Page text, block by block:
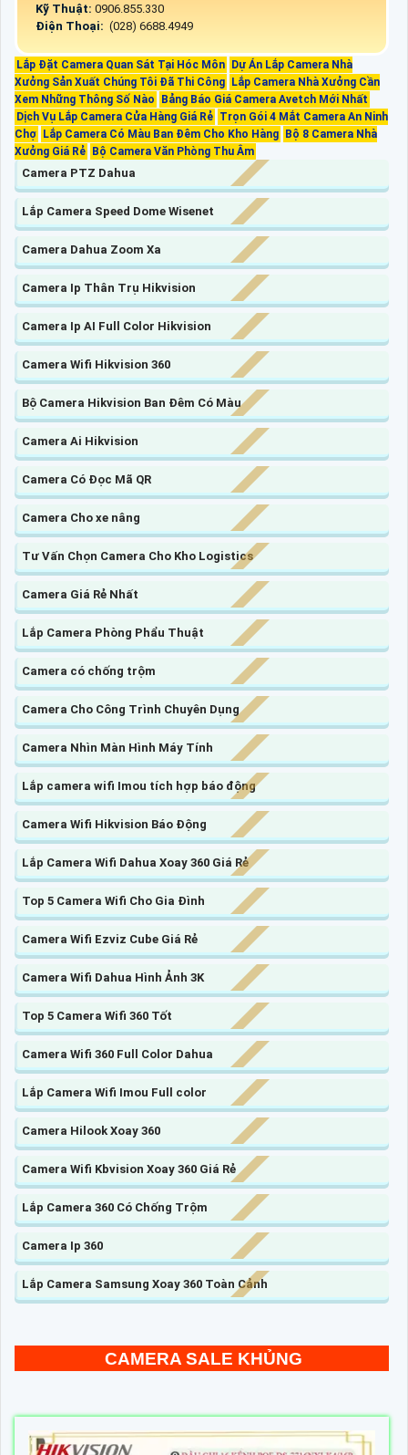
Kỹ Thuật: 0906.855.330
Điện Thoại: (028) 6688.4949
Lắp Đặt Camera Quan Sát Tại Hóc Môn Dự Án Lắp Camera Nhà
Xưởng Sản Xuất Chúng Tôi Đã Thi Công Lắp Camera Nhà Xưởng Cần
Xem Những Thông Số Nào
Bảng Báo Giá Camera Avetch Mới Nhất
Dịch Vụ Lắp Camera Cửa Hàng Giá Rẻ Trọn Gói 4 Mắt Camera An Ninh
Chợ Lắp Camera Có Màu Ban Đêm Cho Kho Hàng Bộ 8 Camera Nhà
Xưởng Giá Rẻ Bộ Camera Văn Phòng Thu Âm
Camera PTZ Dahua
Lắp Camera Speed Dome Wisenet
Camera Dahua Zoom Xa
Camera Ip Thân Trụ Hikvision
Camera Ip AI Full Color Hikvision
Camera Wifi Hikvision 360
Bộ Camera Hikvision Ban Đêm Có Màu
Camera Ai Hikvision
Camera Có Đọc Mã QR
Camera Cho xe nâng
Tư Vấn Chọn Camera Cho Kho Logistics
Camera Giá Rẻ Nhất
Lắp Camera Phòng Phẩu Thuật
Camera có chống trộm
Camera Cho Công Trình Chuyên Dụng
Camera Nhìn Màn Hình Máy Tính
Lắp camera wifi Imou tích hợp báo động
Camera Wifi Hikvision Báo Động
Lắp Camera Wifi Dahua Xoay 360 Giá Rẻ
Top 5 Camera Wifi Cho Gia Đình
Camera Wifi Ezviz Cube Giá Rẻ
Camera Wifi Dahua Hình Ảnh 3K
Top 5 Camera Wifi 360 Tốt
Camera Wifi 360 Full Color Dahua
Lắp Camera Wifi Imou Full color
Camera Hilook Xoay 360
Camera Wifi Kbvision Xoay 360 Giá Rẻ
Lắp Camera 360 Có Chống Trộm
Camera Ip 360
Lắp Camera Samsung Xoay 360 Toàn Cảnh
CAMERA SALE KHỦNG